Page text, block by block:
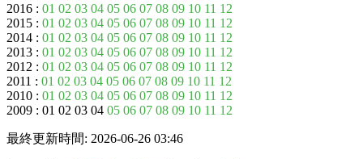
2016 : 01 02 03 04 05 06 07 08 09 10 11 12
2015 : 01 02 03 04 05 06 07 08 09 10 11 12
2014 : 01 02 03 04 05 06 07 08 09 10 11 12
2013 : 01 02 03 04 05 06 07 08 09 10 11 12
2012 : 01 02 03 04 05 06 07 08 09 10 11 12
2011 : 01 02 03 04 05 06 07 08 09 10 11 12
2010 : 01 02 03 04 05 06 07 08 09 10 11 12
2009 : 01 02 03 04 05 06 07 08 09 10 11 12
最終更新時間: 2026-06-26 03:46